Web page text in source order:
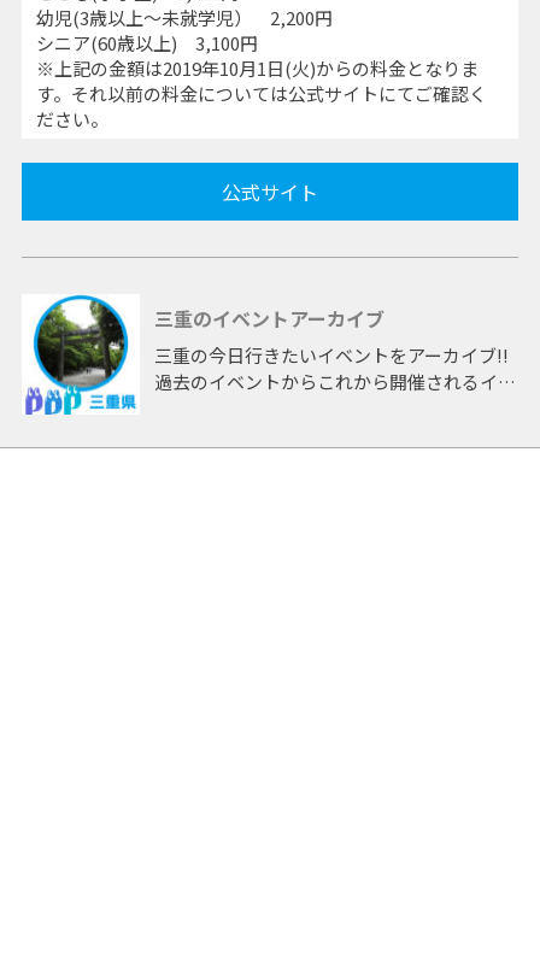
幼児(3歳以上～未就学児） 2,200円
シニア(60歳以上) 3,100円
※上記の金額は2019年10月1日(火)からの料金となりま
す。それ以前の料金については公式サイトにてご確認く
ださい。
公式サイト
三重のイベントアーカイブ
三重の今日行きたいイベントをアーカイブ!!
過去のイベントからこれから開催されるイベ